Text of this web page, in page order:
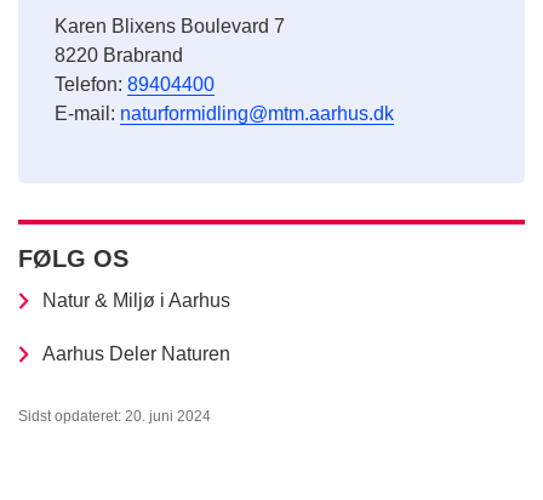
Karen Blixens Boulevard 7
8220 Brabrand
Telefon: 89404400
E-mail: naturformidling@mtm.aarhus.dk
FØLG OS
Natur & Miljø i Aarhus
Aarhus Deler Naturen
Sidst opdateret: 20. juni 2024